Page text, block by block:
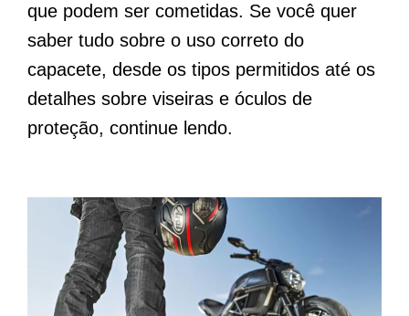
que podem ser cometidas. Se você quer
saber tudo sobre o uso correto do
capacete, desde os tipos permitidos até os
detalhes sobre viseiras e óculos de
proteção, continue lendo.